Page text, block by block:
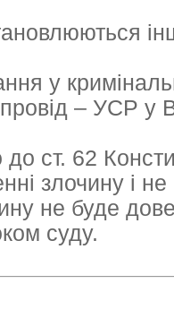
у
– УСР у
до ст. 62
злочину і
не буде
суду.